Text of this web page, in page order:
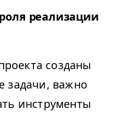
реализации
созданы
задачи, важно
инструменты